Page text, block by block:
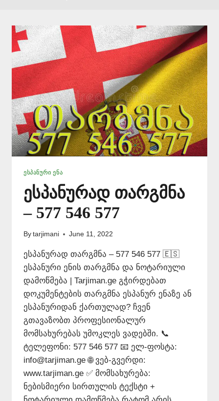
ᲔᲡᲞᲐᲜᲣᲠᲘ ᲔᲜᲐ
ესპანურად თარგმნა
– 577 546 577
By tarjimani June 11, 2022
ესპანურად თარგმნა – 577 546 577 🇪🇸
ესპანური ენის თარგმნა და ნოტარიული
დამოწმება | Tarjiman.ge გჭირდებათ
დოკუმენტების თარგმნა ესპანურ ენაზე ან
ესპანურიდან ქართულად? ჩვენ
გთავაზობთ პროფესიონალურ
მომსახურებას უმოკლეს ვადებში. 📞
ტელეფონი: 577 546 577 📧 ელ-ფოსტა:
info@tarjiman.ge 🌐 ვებ-გვერდი:
www.tarjiman.ge ✅ მომსახურება:
ნებისმიერი სირთულის ტექსტი +